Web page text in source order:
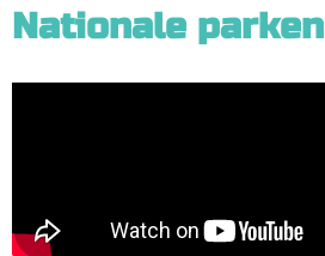
Nationale parken